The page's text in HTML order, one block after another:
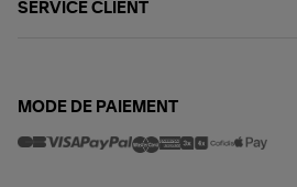
SERVICE CLIENT
MODE DE PAIEMENT